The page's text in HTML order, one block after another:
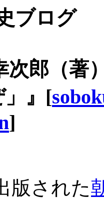
ブログ
次郎（著
」』[
]
版された